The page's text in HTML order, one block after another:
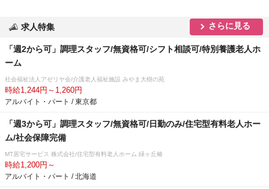
求人特集 さらに見る
「週2から可」調理スタッフ/無資格可/シフト相談可/特別養護老人ホ
ーム
社会福祉法人アゼリヤ会/介護老人福祉施設 みやま大樹の苑
時給1,244円～1,260円
アルバイト・パート / 東京都
「週3から可」調理スタッフ/無資格可/日勤のみ/住宅型有料老人ホー
ム/社会保障完備
MT居宅サービス 株式会社/住宅型有料老人ホーム 緑ヶ丘椿
時給1,200円～
アルバイト・パート / 北海道